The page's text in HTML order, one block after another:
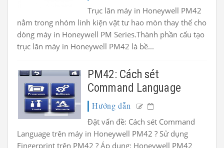
Trục lăn máy in Honeywell PM42
nằm trong nhóm linh kiện vật tư hao mòn thay thế cho
dòng máy in Honeywell PM Series.Thành phần cấu tạo
trục lăn máy in Honeywell PM42 là bề...
PM42: Cách sét
Command Language
Hướng dẫn
Đặt vấn đề: Cách sét Command
Language trên máy in Honeywell PM42 ? Sử dụng
Fingerprint trên PM42 ? Áp dụng: Honeywell PM42